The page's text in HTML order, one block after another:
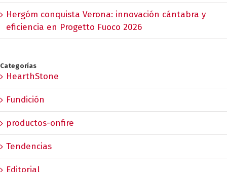
Hergóm conquista Verona: innovación cántabra y
eficiencia en Progetto Fuoco 2026
Categorías
HearthStone
Fundición
productos-onfire
Tendencias
Editorial